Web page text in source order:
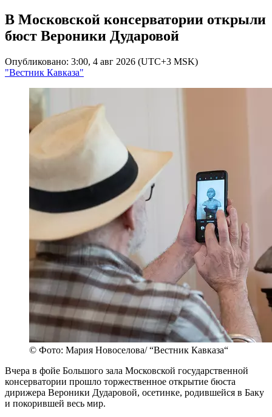
В Московской консерватории открыли
бюст Вероники Дударовой
Опубликовано: 3:00, 4 авг 2026 (UTC+3 MSK)
"Вестник Кавказа"
© Фото: Мария Новоселова/ “Вестник Кавказа“
Вчера в фойе Большого зала Московской государственной
консерватории прошло торжественное открытие бюста
дирижера Вероники Дударовой, осетинке, родившейся в Баку
и покорившей весь мир.